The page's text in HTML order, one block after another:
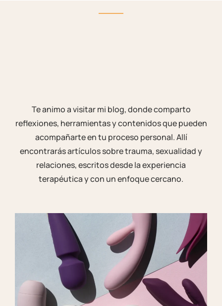
Te animo a visitar mi blog, donde comparto
reflexiones, herramientas y contenidos que pueden
acompañarte en tu proceso personal. Allí
encontrarás artículos sobre trauma, sexualidad y
relaciones, escritos desde la experiencia
terapéutica y con un enfoque cercano.